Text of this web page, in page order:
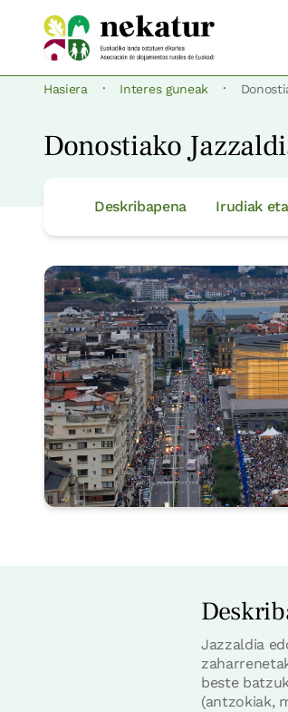
Hasiera · Interes guneak ·
Donostiako
Deskribapena Irudiak
Jazzaldia
beste
(antzokiak,